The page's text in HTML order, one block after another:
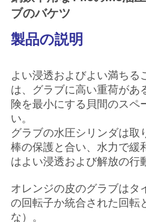
ー
品
質
管
理
ニ
ュ
ブのバケツ
製品の説明
よい浸透およびよい満ちる
は、グラブに高い重荷があ
険を最小にする貝間のスペ
い。
グラブの水圧シリンダは取
棒の保護と合い、水力で緩
はよい浸透および解放の行
オレンジの皮のグラブはタ
の回転子か統合された回転
な）。